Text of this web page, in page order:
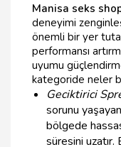
Manisa seks
deneyimi
önemli bir yer
performansı
uyumu
kategoride neler
Geciktirici
sorunu
bölgede
süresini